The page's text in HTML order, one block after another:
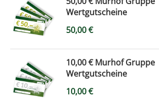
Wertgutscheine
50,00€
10,00 € Murhof Gruppe
Wertgutscheine
10,00€